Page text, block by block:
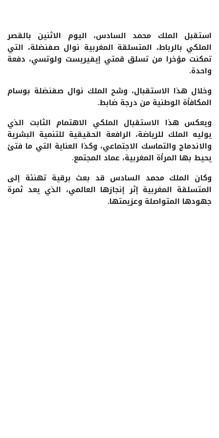
استقبل الملك محمد السادس، اليوم الاثنين بالقصر
الملكي بالرباط، المتسلقة المغربية نوال صفنضلة، التي
تمكنت مؤخرا من تسلق قمتي إيفيريست ولوتسي، دفعة
واحدة.
وخلال هذا الاستقبال، وشح الملك نوال صفنضلة بوسام
المكافأة الوطنية من درجة ضابط.
ويعكس هذا الاستقبال الملكي الاهتمام الثابت الذي
يوليه الملك للرياضة، الرافعة الحقيقية للتنمية البشرية
والاندماج والتماسك الاجتماعي، وكذا العناية التي ما فتئ
يحيط بها المرأة المغربية، عماد المجتمع.
وكان الملك محمد السادس قد بعث برقية تهنئة إلى
المتسلقة المغربية إثر إنجازها العالمي، الذي يعد ثمرة
جهودها المتواصلة وعزيمتها.